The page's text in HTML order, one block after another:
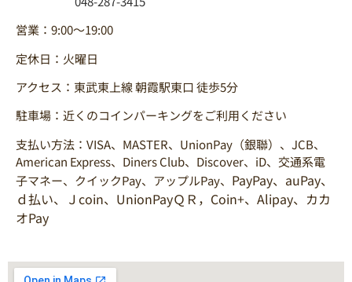
営業：9:00～19:00
定休日：火曜日
アクセス：東武東上線 朝霞駅東口 徒歩5分
駐車場：近くのコインパーキングをご利用ください
支払い方法：VISA、MASTER、UnionPay（銀聯）、JCB、
American Express、Diners Club、Discover、iD、交通系電
子マネー、クイックPay、アップルPay、 PayPay、auPay、
ｄ払い、Ｊcoin、UnionPayＱＲ，Coin+、Alipay、カカ
オPay